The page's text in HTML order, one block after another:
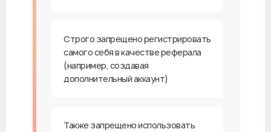
Строго запрещено регистрировать
самого себя в качестве реферала
(например, создавая
дополнительный аккаунт)
Также запрещено использовать